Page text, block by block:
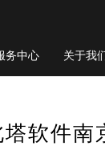
务中心 关于我
软件南